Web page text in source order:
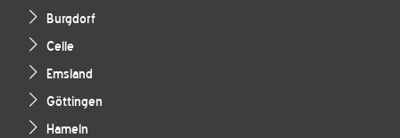
Burgdorf
Celle
Emsland
Göttingen
Hameln